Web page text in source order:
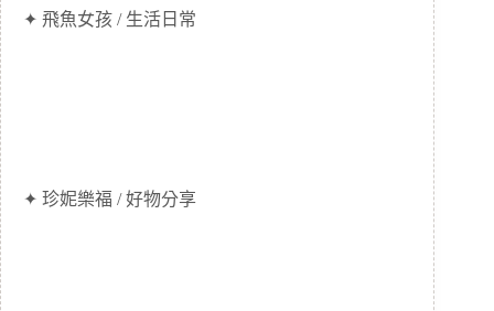
✦ 飛魚女孩 / 生活日常
✦ 珍妮樂福 / 好物分享